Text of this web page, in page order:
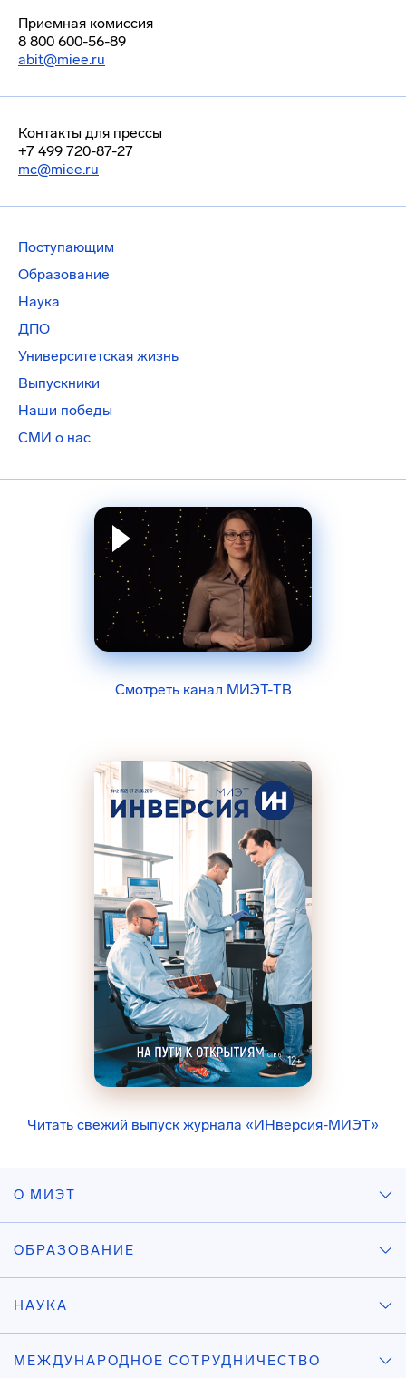
Приемная комиссия
8 800 600-56-89
abit@miee.ru
Контакты для прессы
+7 499 720-87-27
mc@miee.ru
Поступающим
Образование
Наука
ДПО
Университетская жизнь
Выпускники
Наши победы
СМИ о нас
Смотреть канал МИЭТ-ТВ
Читать свежий выпуск журнала «ИНверсия-МИЭТ»
О МИЭТ
ОБРАЗОВАНИЕ
НАУКА
МЕЖДУНАРОДНОЕ СОТРУДНИЧЕСТВО